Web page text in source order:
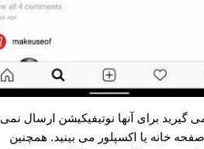
گیرید برای آنها نوتیفیکیشن ارسال نمی
خانه یا اکسپلور می بینید. همچنین